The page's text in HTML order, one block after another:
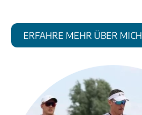
ERFAHRE MEHR ÜBER MICH